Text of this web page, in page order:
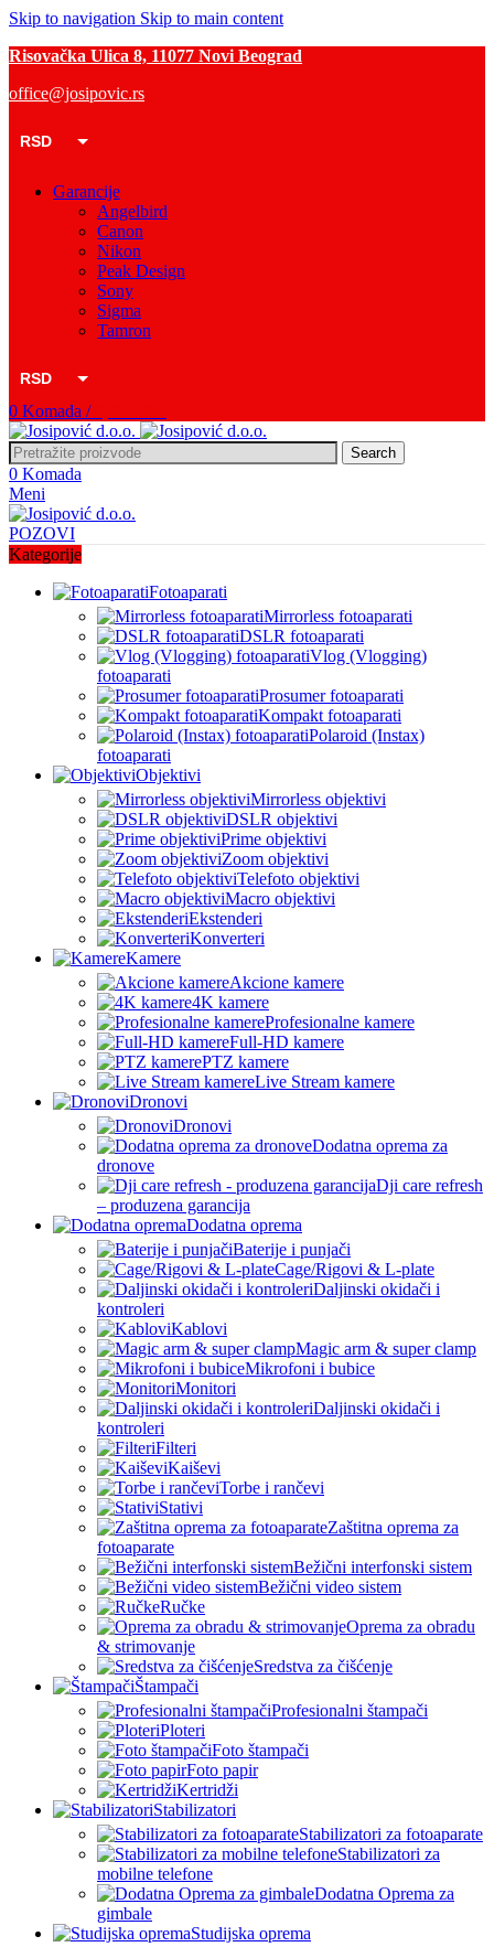
Skip to navigation Skip to main content
Risovačka Ulica 8, 11077 Novi Beograd
office@josipovic.rs
RSD
Garancije
Angelbird
Canon
Nikon
Peak Design
Sony
Sigma
Tamron
RSD
EUR
0 Komada /
Search
0 Komada
Meni
POZOVI
Kategorije
Fotoaparati
Mirrorless fotoaparati
DSLR fotoaparati
Vlog (Vlogging)
fotoaparati
Prosumer fotoaparati
Kompakt fotoaparati
Polaroid (Instax)
fotoaparati
Objektivi
Mirrorless objektivi
DSLR objektivi
Prime objektivi
Zoom objektivi
Telefoto objektivi
Macro objektivi
Ekstenderi
Konverteri
Kamere
Akcione kamere
4K kamere
Profesionalne kamere
Full-HD kamere
PTZ kamere
Live Stream kamere
Dronovi
Dronovi
Dodatna oprema za
dronove
Dji care refresh
– produzena garancija
Dodatna oprema
Baterije i punjači
Cage/Rigovi & L-plate
Daljinski okidači i
kontroleri
Kablovi
Magic arm & super clamp
Mikrofoni i bubice
Monitori
Daljinski okidači i
kontroleri
Filteri
Kaiševi
Torbe i rančevi
Stativi
Zaštitna oprema za
fotoaparate
Bežični interfonski sistem
Bežični video sistem
Ručke
Oprema za obradu
& strimovanje
Sredstva za čišćenje
Štampači
Profesionalni štampači
Ploteri
Foto štampači
Foto papir
Kertridži
Stabilizatori
Stabilizatori za fotoaparate
Stabilizatori za
mobilne telefone
Dodatna Oprema za
gimbale
Studijska oprema